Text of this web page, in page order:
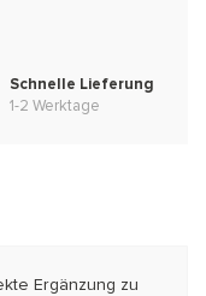
Schnelle Lieferung
1-2 Werktage
Ergänzung zu